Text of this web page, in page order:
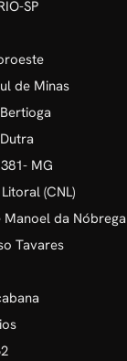
SP
de Minas
MG
(CNL)
Manoel da Nóbrega
Tavares